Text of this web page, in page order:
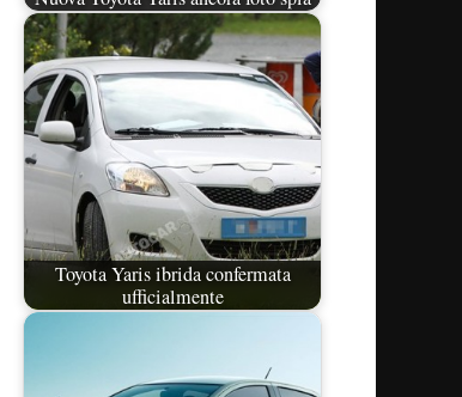
Toyota Yaris ibrida confermata
ufficialmente